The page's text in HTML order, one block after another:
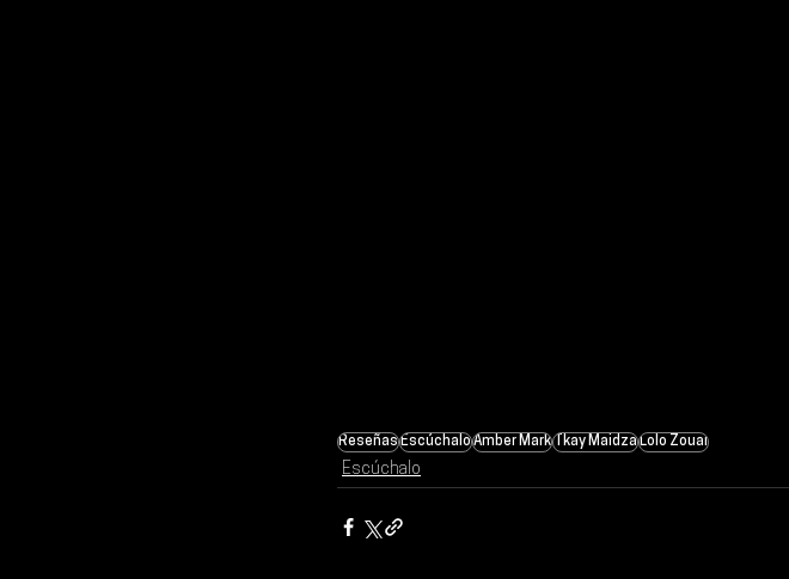
ReseñasEscúchaloAmber MarkTkay MaidzaLolo Zouaï
Escúchalo